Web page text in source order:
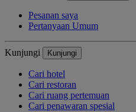
Pesanan saya
Pertanyaan Umum
Kunjungi Kunjungi
Cari hotel
Cari restoran
Cari ruang pertemuan
Cari penawaran spesial